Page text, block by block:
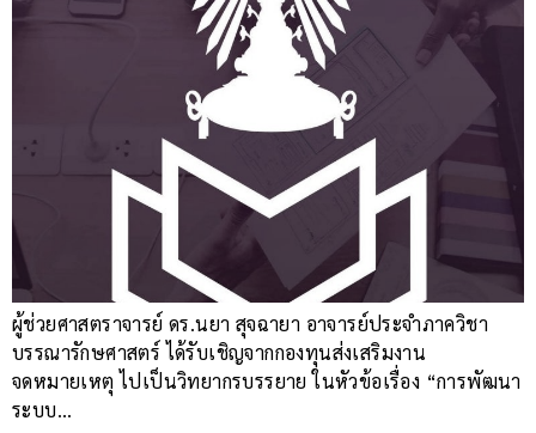
ผู้ช่วยศาสตราจารย์ ดร.นยา สุจฉายา อาจารย์ประจำภาควิชา
บรรณารักษศาสตร์ ได้รับเชิญจากกองทุนส่งเสริมงาน
จดหมายเหตุ ไปเป็นวิทยากรบรรยาย ในหัวข้อเรื่อง “การพัฒนา
ระบบ…